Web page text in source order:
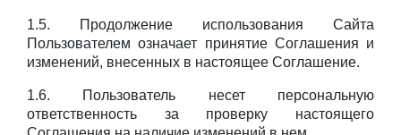
1.5. Продолжение использования Сайта
Пользователем означает принятие Соглашения и
изменений, внесенных в настоящее Соглашение.
1.6. Пользователь несет персональную
ответственность за проверку настоящего